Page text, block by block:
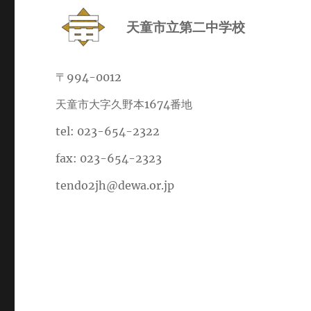
天童市立第二中学校
〒994-0012
天童市大字久野本1674番地
tel: 023-654-2322
fax: 023-654-2323
tendo2jh@dewa.or.jp